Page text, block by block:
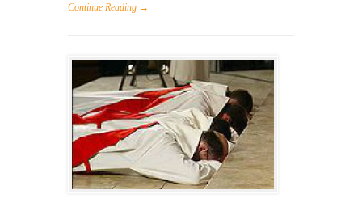
Continue Reading →